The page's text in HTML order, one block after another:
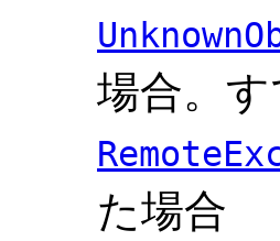
場合。
た場合